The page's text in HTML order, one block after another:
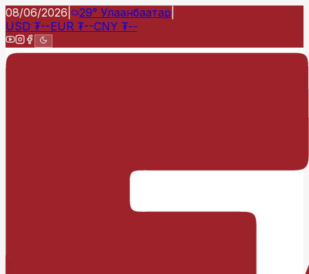
08/06/2026 29° Улаанбаатар
USD ₮--EUR ₮--CNY ₮--